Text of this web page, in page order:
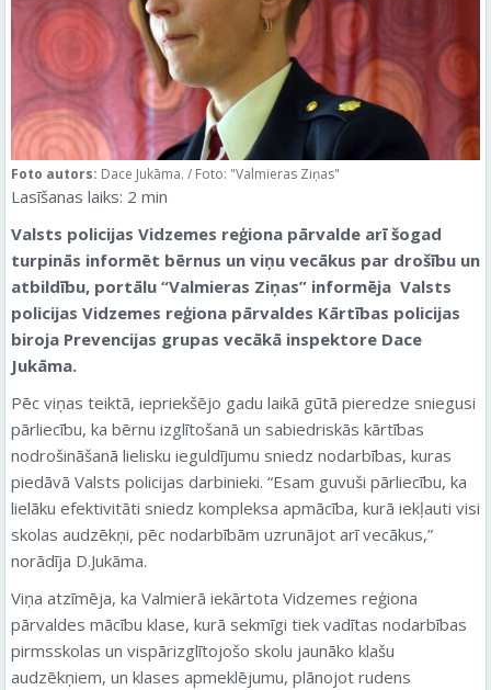
Foto autors: Dace Jukāma. / Foto: "Valmieras Ziņas"
Lasīšanas laiks: 2 min
Valsts policijas Vidzemes reģiona pārvalde arī šogad
turpinās informēt bērnus un viņu vecākus par drošību un
atbildību, portālu “Valmieras Ziņas” informēja Valsts
policijas Vidzemes reģiona pārvaldes Kārtības policijas
biroja Prevencijas grupas vecākā inspektore Dace
Jukāma.
Pēc viņas teiktā, iepriekšējo gadu laikā gūtā pieredze sniegusi
pārliecību, ka bērnu izglītošanā un sabiedriskās kārtības
nodrošināšanā lielisku ieguldījumu sniedz nodarbības, kuras
piedāvā Valsts policijas darbinieki. “Esam guvuši pārliecību, ka
lielāku efektivitāti sniedz kompleksa apmācība, kurā iekļauti visi
skolas audzēkņi, pēc nodarbībām uzrunājot arī vecākus,”
norādīja D.Jukāma.
Viņa atzīmēja, ka Valmierā iekārtota Vidzemes reģiona
pārvaldes mācību klase, kurā sekmīgi tiek vadītas nodarbības
pirmsskolas un vispārizglītojošo skolu jaunāko klašu
audzēkņiem, un klases apmeklējumu, plānojot rudens